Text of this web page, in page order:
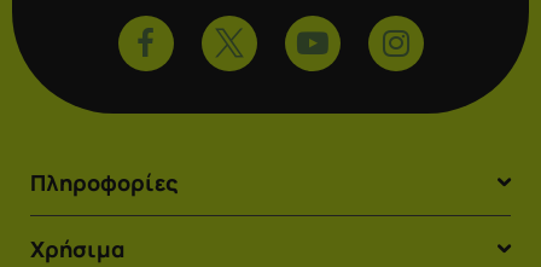
Πληροφορίες
Χρήσιμα